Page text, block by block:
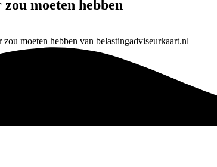
moeten hebben